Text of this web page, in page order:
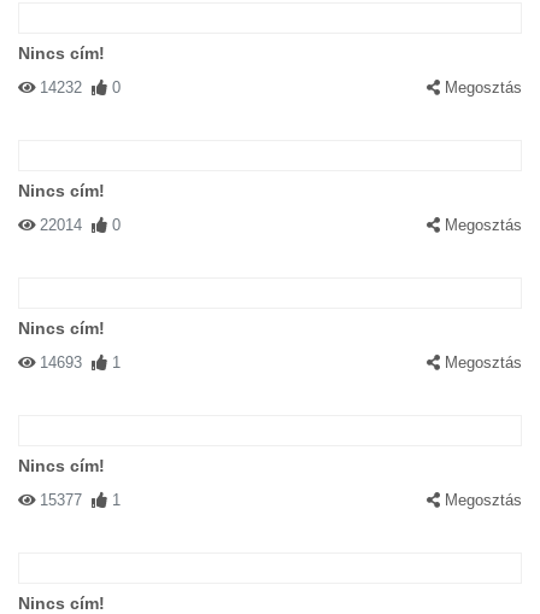
Nincs cím!
14232 0 Megosztás
Nincs cím!
22014 0 Megosztás
Nincs cím!
14693 1 Megosztás
Nincs cím!
15377 1 Megosztás
Nincs cím!